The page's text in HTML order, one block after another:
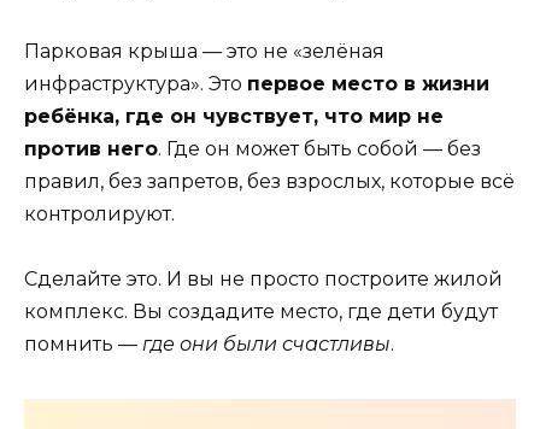
Парковая крыша — это не «зелёная
инфраструктура». Это первое место в жизни
ребёнка, где он чувствует, что мир не
против него. Где он может быть собой — без
правил, без запретов, без взрослых, которые всё
контролируют.
Сделайте это. И вы не просто построите жилой
комплекс. Вы создадите место, где дети будут
помнить — где они были счастливы.